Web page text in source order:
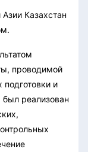
Казахстан
проводимой
и
реализован